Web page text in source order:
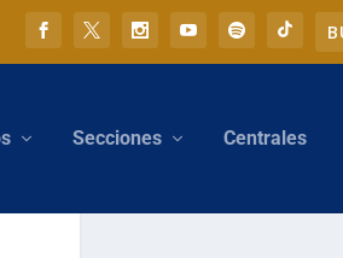
Secciones Centrales